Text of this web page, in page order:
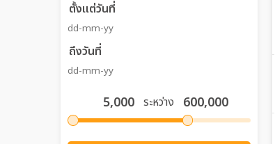
ตั้งแต่วันที่
ถึงวันที่
ระหว่าง